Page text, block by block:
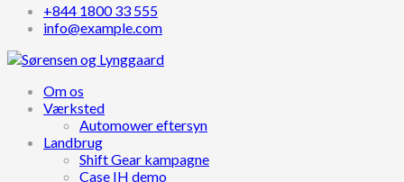
+844 1800 33 555
info@example.com
Om os
Værksted
Automower eftersyn
Landbrug
Shift Gear kampagne
Case IH demo